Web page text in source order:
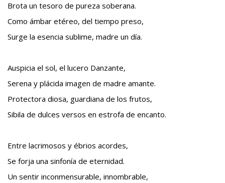
Brota un tesoro de pureza soberana.
Como ámbar etéreo, del tiempo preso,
Surge la esencia sublime, madre un día.
Auspicia el sol, el lucero Danzante,
Serena y plácida imagen de madre amante.
Protectora diosa, guardiana de los frutos,
Sibila de dulces versos en estrofa de encanto.
Entre lacrimosos y ébrios acordes,
Se forja una sinfonía de eternidad.
Un sentir inconmensurable, innombrable,